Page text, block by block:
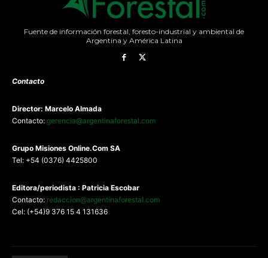
Fuente de información forestal, foresto-industrial y ambiental de
Argentina y América Latina
Contacto
Director: Marcelo Almada
Contacto: gerencia@argentinaforestal.com
Grupo Misiones Online.Com SA
Tel: +54 (0376) 4425800
Editora/periodista : Patricia Escobar
Contacto: redaccion@argentinaforestal.com
Cel: (+54)9 376 15 4 131636